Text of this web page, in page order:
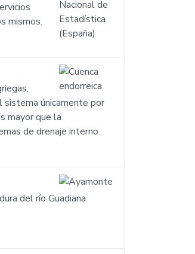
mismos.
sistema únicamente por
mayor que la
de drenaje interno.
del río Guadiana.